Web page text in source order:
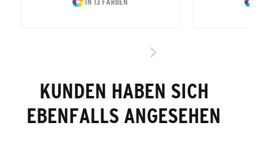
KUNDEN HABEN SICH
EBENFALLS ANGESEHEN